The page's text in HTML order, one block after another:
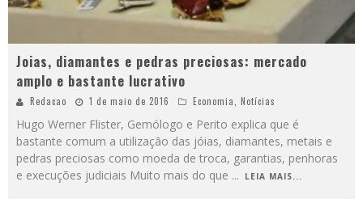
Joias, diamantes e pedras preciosas: mercado
amplo e bastante lucrativo
Redacao 1 de maio de 2016 Economia, Notícias
Hugo Werner Flister, Gemólogo e Perito explica que é
bastante comum a utilização das jóias, diamantes, metais e
pedras preciosas como moeda de troca, garantias, penhoras
e execuções judiciais Muito mais do que ... LEIA MAIS...